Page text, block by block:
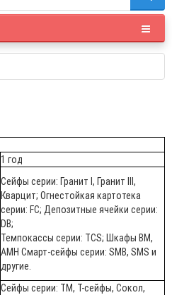
1 год
Сейфы серии: Гранит I, Гранит III,
Кварцит; Огнестойкая картотека
серии: FC; Депозитные ячейки серии:
DB;
Темпокассы серии: TCS; Шкафы BM,
AMH Смарт-сейфы серии: SMB, SMS и
другие.
Сейфы серии: ТМ, Т-сейфы, Сокол,